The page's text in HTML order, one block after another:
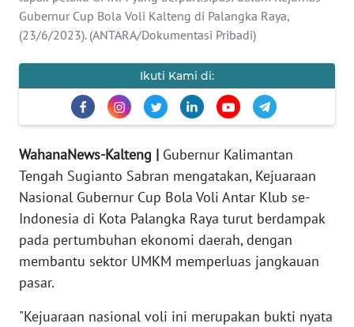
Gubernur Cup Bola Voli Kalteng di Palangka Raya,
(23/6/2023). (ANTARA/Dokumentasi Pribadi)
Ikuti Kami di:
WahanaNews-Kalteng | Gubernur Kalimantan
Tengah Sugianto Sabran mengatakan, Kejuaraan
Nasional Gubernur Cup Bola Voli Antar Klub se-
Indonesia di Kota Palangka Raya turut berdampak
pada pertumbuhan ekonomi daerah, dengan
membantu sektor UMKM memperluas jangkauan
pasar.
"Kejuaraan nasional voli ini merupakan bukti nyata
TENTANG
KAMI
REDAKSI
KARIR
DISCLAIMER
Wahana
Regional